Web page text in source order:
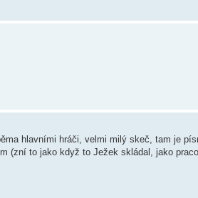
hlavními hráči, velmi milý skeč, tam je
(zní to jako když to Ježek skládal, jako